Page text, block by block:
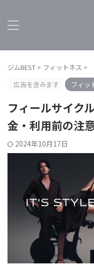
ジムBEST > フィットネス >
広告を含みます
フィッ
フィールサイク
金・利用前の注
2024年10月17日